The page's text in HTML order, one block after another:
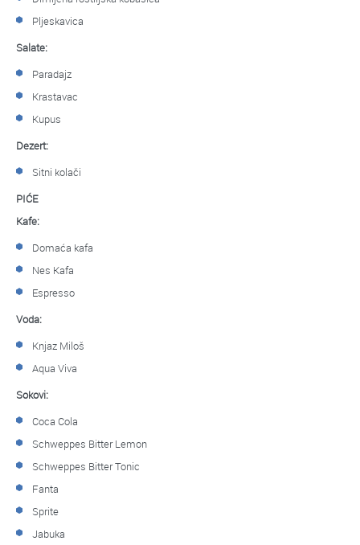
Pljeskavica
Salate:
Paradajz
Krastavac
Kupus
Dezert:
Sitni kolači
PIĆE
Kafe:
Domaća kafa
Nes Kafa
Espresso
Voda:
Knjaz Miloš
Aqua Viva
Sokovi:
Coca Cola
Schweppes Bitter Lemon
Schweppes Bitter Tonic
Fanta
Sprite
Jabuka